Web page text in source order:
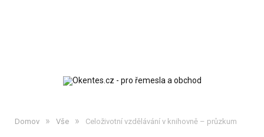
Domov » Vše » Celoživotní vzdělávání v knihovně – průzkum